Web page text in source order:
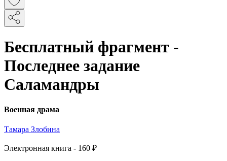
Бесплатный фрагмент -
Последнее задание
Саламандры
Военная драма
Тамара Злобина
Электронная книга - 160 ₽